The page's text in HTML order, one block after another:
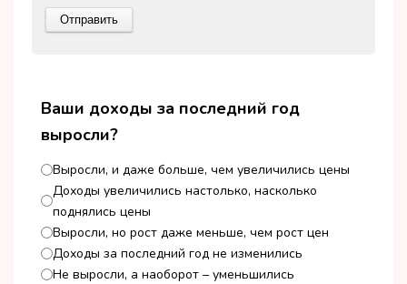
Ваши доходы за последний год
выросли?
Выросли, и даже больше, чем увеличились цены
Доходы увеличились настолько, насколько
поднялись цены
Выросли, но рост даже меньше, чем рост цен
Доходы за последний год не изменились
Не выросли, а наоборот – уменьшились